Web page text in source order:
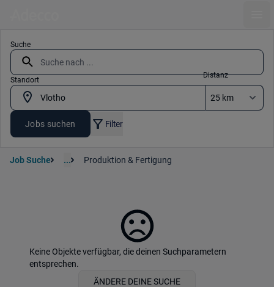
Suche
Standort
Distanz
Jobs suchen Filter
Job Suche ... Produktion & Fertigung
Keine Objekte verfügbar, die deinen Suchparametern
entsprechen.
ÄNDERE DEINE SUCHE